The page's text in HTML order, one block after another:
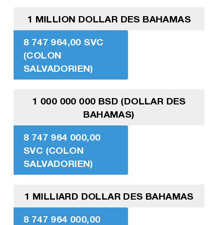
1 MILLION DOLLAR DES BAHAMAS
8 747 964,00 SVC
(COLON
SALVADORIEN)
1 000 000 000 BSD (DOLLAR DES
BAHAMAS)
8 747 964 000,00
SVC (COLON
SALVADORIEN)
1 MILLIARD DOLLAR DES BAHAMAS
8 747 964 000,00